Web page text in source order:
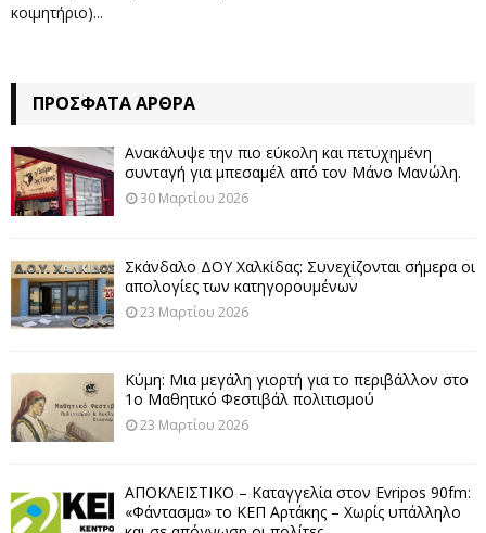
κοιμητήριο)...
ΠΡΌΣΦΑΤΑ ΆΡΘΡΑ
Ανακάλυψε την πιο εύκολη και πετυχημένη
συνταγή για μπεσαμέλ από τον Μάνο Μανώλη.
30 Μαρτίου 2026
Σκάνδαλο ΔΟΥ Χαλκίδας: Συνεχίζονται σήμερα οι
απολογίες των κατηγορουμένων
23 Μαρτίου 2026
Κύμη: Μια μεγάλη γιορτή για το περιβάλλον στο
1ο Μαθητικό Φεστιβάλ πολιτισμού
23 Μαρτίου 2026
ΑΠΟΚΛΕΙΣΤΙΚΟ – Καταγγελία στον Evripos 90fm:
«Φάντασμα» το ΚΕΠ Αρτάκης – Χωρίς υπάλληλο